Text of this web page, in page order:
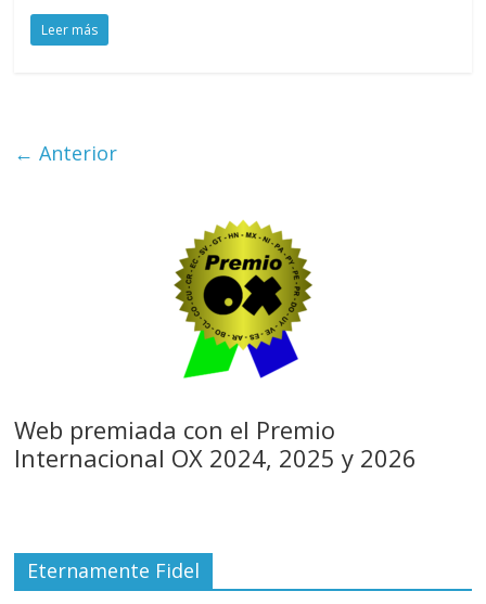
Leer más
← Anterior
Web premiada con el Premio
Internacional OX 2024, 2025 y 2026
Eternamente Fidel